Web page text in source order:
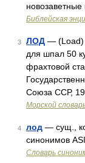
Библейская
3 ЛОД — (Load)
для шпал 50
фрахтовой
Союза ССР,
Морской
4 лод — сущ.,
синонимов
Словарь